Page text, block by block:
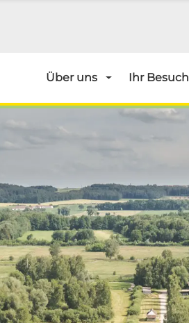
Über uns Ihr Besuch